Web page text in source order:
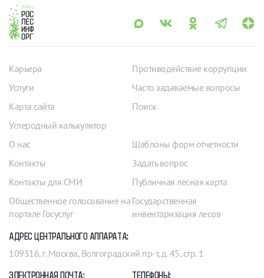
Карьера
Услуги
Карта сайта
Углеродный калькулятор
Противодействие коррупции
Часто задаваемые вопросы
Поиск
О нас
Контакты
Контакты для СМИ
Общественное голосование на
портале Госуслуг
Шаблоны форм отчетности
Задать вопрос
Публичная лесная карта
Государственная
инвентаризация лесов
АДРЕС ЦЕНТРАЛЬНОГО АППАРАТА:
109316, г. Москва, Волгоградский пр-т, д. 45, стр. 1
ЭЛЕКТРОННАЯ ПОЧТА: ТЕЛЕФОНЫ: